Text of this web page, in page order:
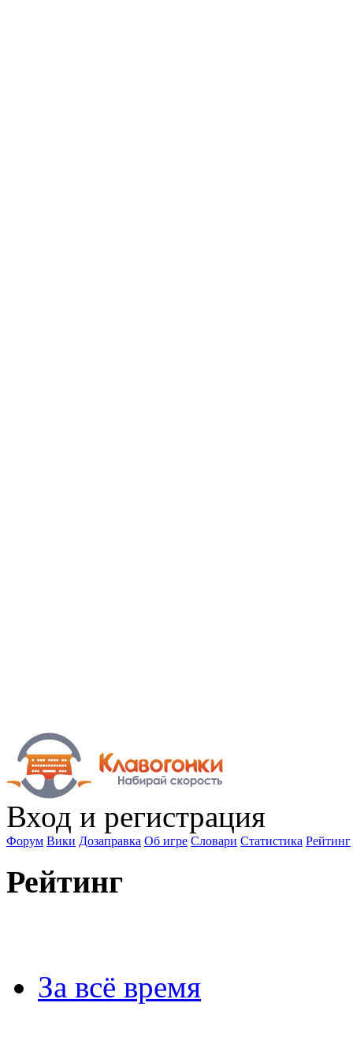
Вход и регистрация
Форум Вики Дозаправка Об игре Словари Статистика Рейтинг
Рейтинг
За всё время